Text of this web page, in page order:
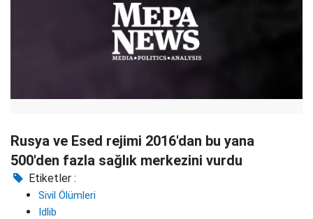
Rusya ve Esed rejimi 2016'dan bu yana
500'den fazla sağlık merkezini vurdu
Etiketler :
Sivil Ölümleri
Idlib